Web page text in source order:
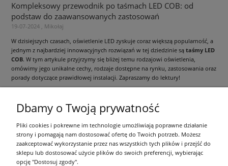
Kompleksowy przewodnik po taśmach LED COB: od
podstaw do zaawansowanych zastosowań
19-07-2024 , Mikołaj
W dzisiejszych czasach, oświetlenie LED zyskuje coraz większą popularność, a
jednym z najbardziej innowacyjnych rozwiązań w tej dziedzinie są taśmy LED
COB. W tym artykule przyjrzymy się bliżej temu rodzajowi oświetlenia,
omówimy jego unikalne cechy, rodzaje dostępne na rynku, zastosowania oraz
porady dotyczące prawidłowej instalacji. Zapraszamy do lektury!
Informacje ogólne
Zakupy
Dbamy o Twoją prywatność
Pliki cookies i pokrewne im technologie umożliwiają poprawne działanie
strony i pomagają nam dostosować ofertę do Twoich potrzeb. Możesz
zaakceptować wykorzystanie przez nas wszystkich tych plików i przejść do
sklepu lub dostosować użycie plików do swoich preferencji, wybierając
opcję "Dostosuj zgody".